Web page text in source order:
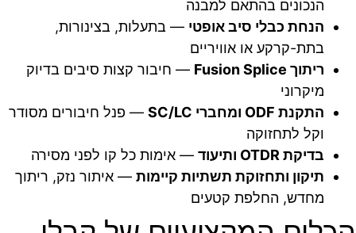
הנכונים בהתאם למבנה
הנחת כבלי סיב אופטי — בתעלות, בצינורות,
בתת-קרקע או אוויריים
ריתוך Fusion Splice
— חיבור קצות סיבים בדיוק
מיקרוני
התקנת ODF ומחברי SC/LC
— פנל חיבורים מסודר
וקל לתחזוקה
בדיקת OTDR ותיעוד
— אימות כל קו לפני מסירה
תיקון ותחזוקת תשתיות קיימות — איתור נזק, ריתוך
מחדש, החלפת קטעים